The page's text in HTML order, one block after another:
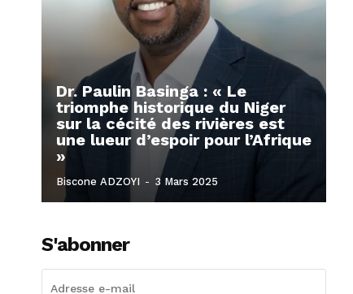
Dr. Paulin Basinga : « Le
triomphe historique du Niger
sur la cécité des rivières est
une lueur d’espoir pour l’Afrique
»
Biscone ADZOYI - 3 Mars 2025
S'abonner